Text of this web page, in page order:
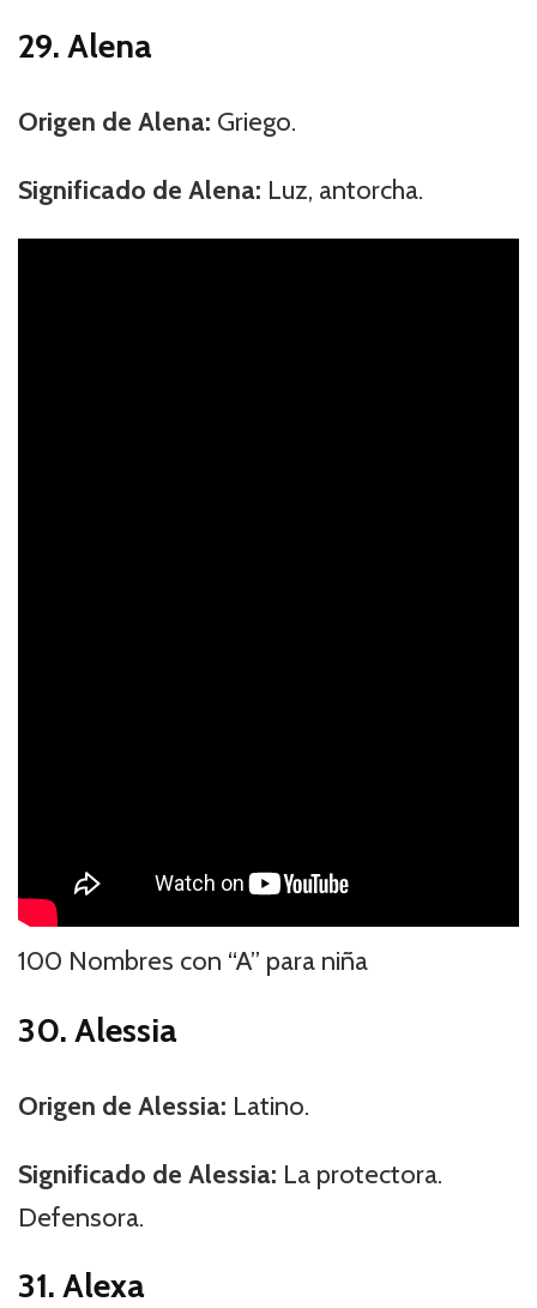
29. Alena
Origen de Alena: Griego.
Significado de Alena: Luz, antorcha.
100 Nombres con “A” para niña
30. Alessia
Origen de Alessia: Latino.
Significado de Alessia: La protectora.
Defensora.
31. Alexa